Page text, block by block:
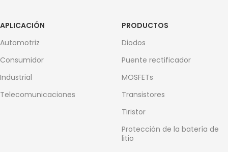
APLICACIÓN
Automotriz
Consumidor
Industrial
Telecomunicaciones
PRODUCTOS
Diodos
Puente rectificador
MOSFETs
Transistores
Tiristor
Protección de la batería de
litio